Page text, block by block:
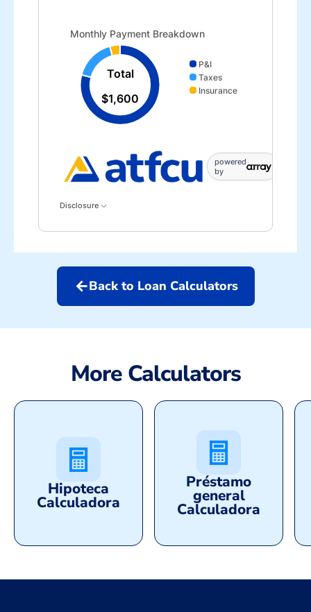
Monthly Payment Breakdown updated. Donut chart
Monthly Payment Breakdown
Total
$1,600
P&I
Taxes
Insurance
powered
by
Disclosure
arrow_backBack to Loan Calculators
More Calculators
Hipoteca
Calculadora
Préstamo
general
Calculadora